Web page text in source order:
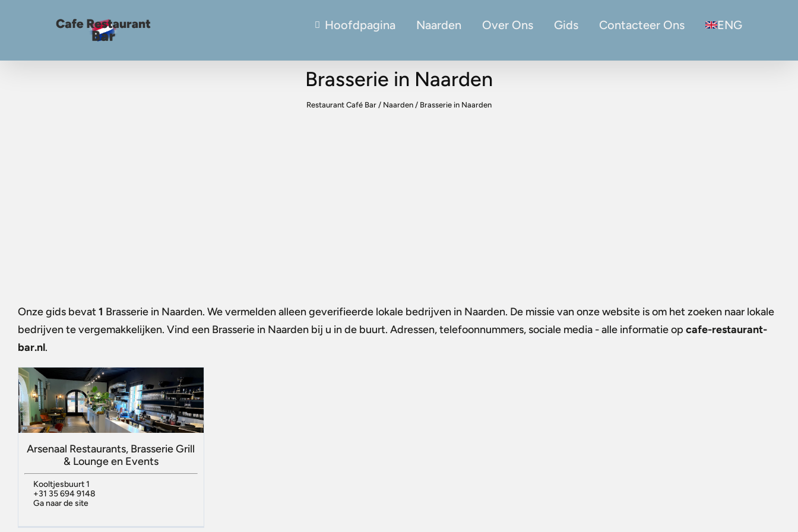
Hoofdpagina Naarden Over Ons Gids Contacteer Ons ENG
Brasserie in Naarden
Restaurant Café Bar / Naarden / Brasserie in Naarden
Onze gids bevat1 Brasserie in Naarden. We vermelden alleen geverifieerde lokale bedrijven in Naarden. De missie van onze website is om het zoeken naar lokale
bedrijven te vergemakkelijken. Vind een Brasserie in Naarden bij u in de buurt. Adressen, telefoonnummers, sociale media - alle informatie op cafe-restaurant-
bar.nl.
Arsenaal Restaurants, Brasserie Grill
& Lounge en Events
Kooltjesbuurt 1
+31 35 694 9148
Ga naar de site